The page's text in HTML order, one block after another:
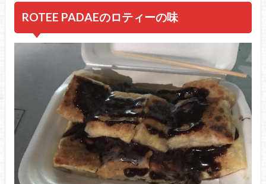
ROTEE PADAEのロティーの味